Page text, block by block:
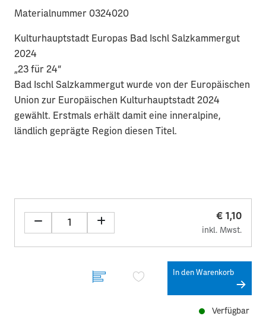
Materialnummer 0324020
Kulturhauptstadt Europas Bad Ischl Salzkammergut
2024
„23 für 24“
Bad Ischl Salzkammergut wurde von der Europäischen
Union zur Europäischen Kulturhauptstadt 2024
gewählt. Erstmals erhält damit eine inneralpine,
ländlich geprägte Region diesen Titel.
€ 1,10
inkl. Mwst.
In den Warenkorb
Verfügbar